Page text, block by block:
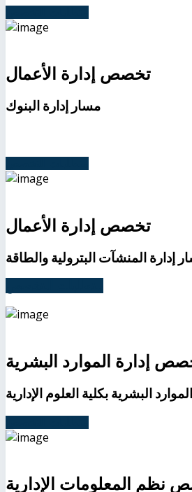
تخصص إدارة الأعمال
مسار إدارة البنوك
تخصص إدارة الأعمال
إدارة المنشآت البترولية والطاقة
إدارة الموارد البشرية
البشرية بكلية العلوم الإدارية
نظم المعلومات الإدارية